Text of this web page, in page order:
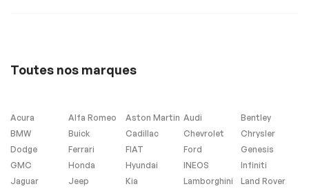
Toutes nos marques
Acura Alfa Romeo Aston Martin Audi
Bentley
BMW
Buick Cadillac Chevrolet
Chrysler
Dodge
Ferrari FIAT Ford
Genesis
GMC
Honda Hyundai INEOS
Infiniti
Jaguar
Jeep Kia Lamborghini
Land Rover